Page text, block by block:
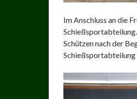
Im Anschluss an die
Schützen nach der
Schießsportabteilung